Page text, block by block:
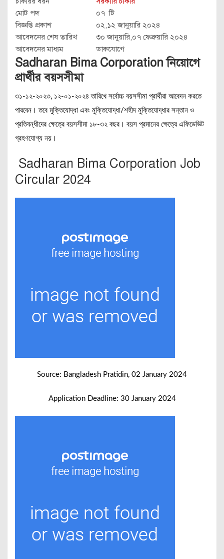
মোট পদ
০৭ টি
বিজ্ঞপ্তি প্রকাশ
০২,১২ জানুয়ারি ২০২৪
আবেদনের শেষ তারিখ
৩০ জানুয়ারি,০৭ ফেব্রুয়ারি ২০২৪
আবেদনের মাধ্যম
ডাকযোগে
Sadharan Bima Corporation নিয়োগে
প্রার্থীর বয়সসীমা
৩১-১২-২০২৩, ১২-০১-২০২৪ তারিখে সর্বোচ্চ বয়সসীমা প্রার্থীরা আবেদন করতে
পারবেন।তবে মুক্তিযোদ্ধা এবং মুক্তিযোদ্ধা/শহীদ মুক্তিযোদ্ধার সন্তান ও
প্রতিবন্ধীদের ক্ষেত্রে বয়সসীমা ১৮-৩২ বছর। বয়স প্রমানের ক্ষেত্রে এফিডেভিট
গ্রহণযোগ্য নয়।
Sadharan Bima Corporation Job
Circular 2024
Source: Bangladesh Pratidin, 02 January 2024
Application Deadline: 30 January 2024